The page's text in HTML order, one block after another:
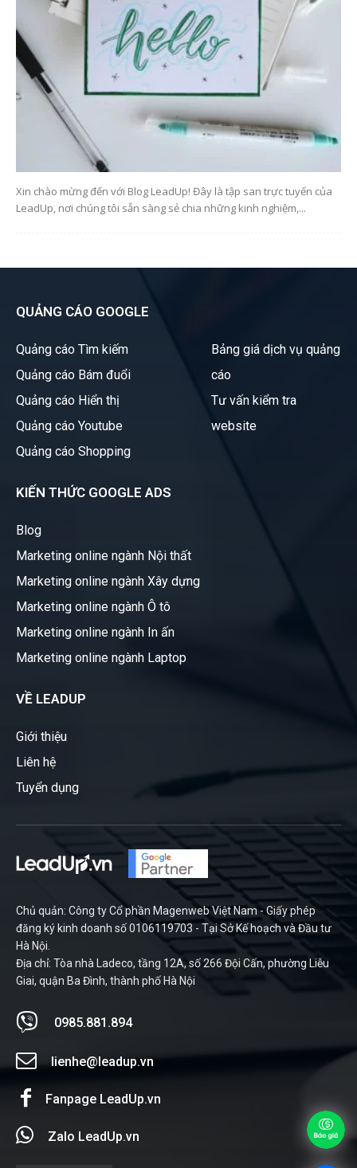
Xin chào mừng đến với Blog LeadUp! Đây là tập san trực tuyến của
LeadUp, nơi chúng tôi sẵn sàng sẻ chia những kinh nghiệm,...
QUẢNG CÁO GOOGLE
Quảng cáo Tìm kiếm
Quảng cáo Bám đuổi
Quảng cáo Hiển thị
Quảng cáo Youtube
Quảng cáo Shopping
Bảng giá dịch vụ quảng
cáo
Tư vấn kiểm tra
website
KIẾN THỨC GOOGLE ADS
Blog
Marketing online ngành Nội thất
Marketing online ngành Xây dựng
Marketing online ngành Ô tô
Marketing online ngành In ấn
Marketing online ngành Laptop
VỀ LEADUP
Giới thiệu
Liên hệ
Tuyển dụng
Chủ quản: Công ty Cổ phần Magenweb Việt Nam - Giấy phép
đăng ký kinh doanh số 0106119703 - Tại Sở Kế hoạch và Đầu tư
Hà Nội.
Địa chỉ: Tòa nhà Ladeco, tầng 12A, số 266 Đội Cấn, phường Liễu
Giai, quận Ba Đình, thành phố Hà Nội
0985.881.894
lienhe@leadup.vn
Fanpage LeadUp.vn
Zalo LeadUp.vn